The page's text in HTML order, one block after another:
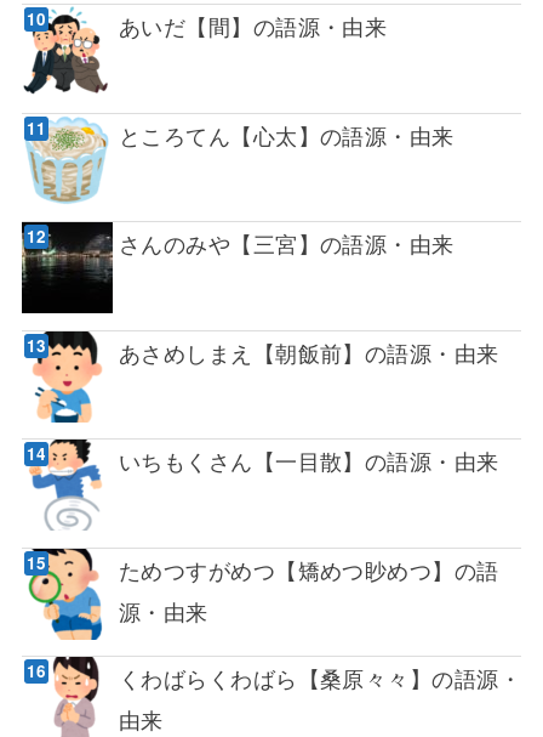
あいだ【間】の語源・由来
ところてん【心太】の語源・由来
さんのみや【三宮】の語源・由来
あさめしまえ【朝飯前】の語源・由来
いちもくさん【一目散】の語源・由来
ためつすがめつ【矯めつ眇めつ】の語
源・由来
くわばらくわばら【桑原々々】の語源・
由来